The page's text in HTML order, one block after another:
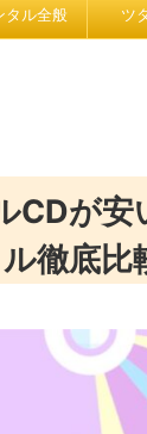
タル全般 ツ
CDが安
徹底比